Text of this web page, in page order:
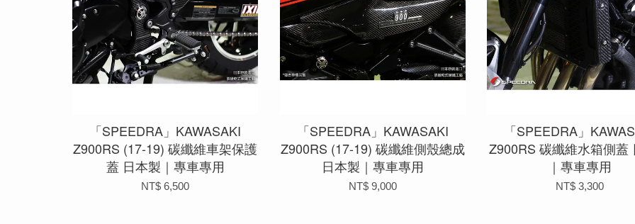
「SPEEDRA」KAWASAKI
Z900RS (17-19) 碳纖維車架保護
蓋 日本製｜專車專用
NT$ 6,500
「SPEEDRA」KAWASAKI
Z900RS (17-19) 碳纖維側殼總成
日本製｜專車專用
NT$ 9,000
「SPEEDRA」
Z900RS 碳纖維水箱側蓋
｜專車專用
NT$ 3,300